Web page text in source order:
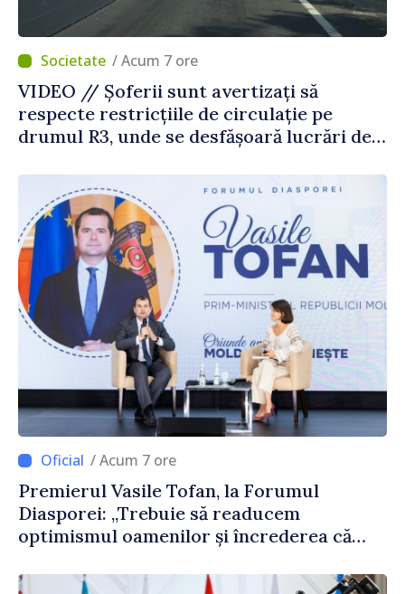
/ Acum 7 ore
VIDEO // Șoferii sunt avertizați să
respecte restricțiile de circulație pe
drumul R3, unde se desfășoară lucrări de
/ Acum 7 ore
Premierul Vasile Tofan, la Forumul
Diasporei: „Trebuie să readucem
optimismul oamenilor și încrederea că
corectă”